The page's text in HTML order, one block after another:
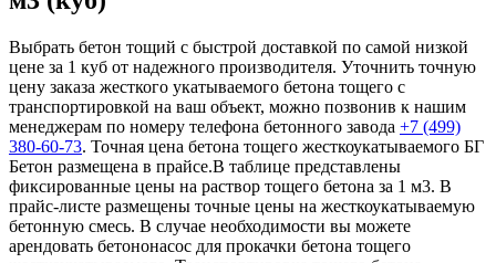
Выбрать бетон тощий с быстрой доставкой по самой низкой
цене за 1 куб от надежного производителя. Уточнить точную
цену заказа жесткого укатываемого бетона тощего с
транспортировкой на ваш объект, можно позвонив к нашим
менеджерам по номеру телефона бетонного завода +7 (499)
380-60-73. Точная цена бетона тощего жесткоукатываемого БГ
Бетон размещена в прайсе.В таблице представлены
фиксированные цены на раствор тощего бетона за 1 м3. В
прайс-листе размещены точные цены на жесткоукатываемую
бетонную смесь. В случае необходимости вы можете
арендовать бетононасос для прокачки бетона тощего